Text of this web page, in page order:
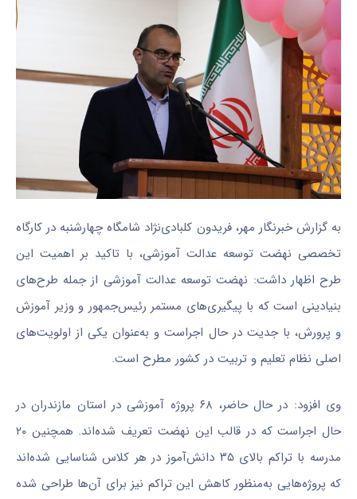
به گزارش خبرنگار مهر، فریدون کلبادی‌نژاد شامگاه چهارشنبه در کارگاه
تخصصی نهضت توسعه عدالت آموزشی، با تاکید بر اهمیت این
طرح اظهار داشت: نهضت توسعه عدالت آموزشی از جمله طرح‌های
بنیادینی است که با پیگیری‌های مستمر رئیس‌جمهور و وزیر آموزش
و پرورش، با جدیت در حال اجراست و به‌عنوان یکی از اولویت‌های
اصلی نظام تعلیم و تربیت در کشور مطرح است.
وی افزود: در حال حاضر، ۶۸ پروژه آموزشی در استان مازندران در
حال اجراست که در قالب این نهضت تعریف شده‌اند. همچنین ۲۰
مدرسه با تراکم بالای ۳۵ دانش‌آموز در هر کلاس شناسایی شده‌اند
که پروژه‌هایی به‌منظور کاهش این تراکم نیز برای آن‌ها طراحی شده